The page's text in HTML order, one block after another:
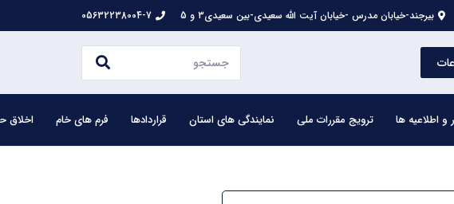
بیرجند-خیابان مدرس -خیابان آیت الله سعیدی-بین سعیدی3 و 5 05632238004-7
و اطلاعیه ها ترویج مقررات ملی نمایندگی های استان قراردادها فرم های خام اخلاق